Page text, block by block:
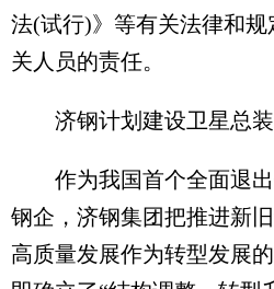
法(试行)》等有关法律和
关人员的责任。
济钢计划建设卫星总装
作为我国首个全面退出
钢企，济钢集团把推进新
高质量发展作为转型发展